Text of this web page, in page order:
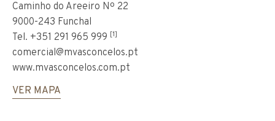
Caminho do Areeiro Nº 22
9000-243 Funchal
Tel. +351 291 965 999 [1]
comercial@mvasconcelos.pt
www.mvasconcelos.com.pt
VER MAPA